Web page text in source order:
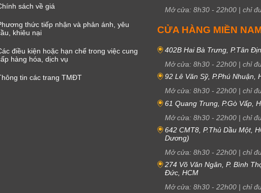
sách về giá
thức tiếp nhận và phản ánh, yêu
khiêu nại
điều kiện hoặc hạn chế trong việc cung
hàng hóa, dịch vụ
tin các trang TMĐT
Mở cửa: 8h30 - 22h00 | chỉ
CỬA HÀNG MIỀN
402B Hai Bà Trưng, P.Tân
Mở cửa: 8h30 - 22h00 | chỉ
92 Lê Văn Sỹ, P.Phú Nhuận,
Mở cửa: 8h30 - 22h00 | chỉ
61 Quang Trung, P.Gò Vấp,
Mở cửa: 8h30 - 22h00 | chỉ
642 CMT8, P.Thủ Dầu Một,
Dương)
Mở cửa: 8h30 - 22h00 | chỉ
274 Võ Văn Ngân, P. Bình
Đức, HCM
Mở cửa: 8h30 - 22h00 | chỉ